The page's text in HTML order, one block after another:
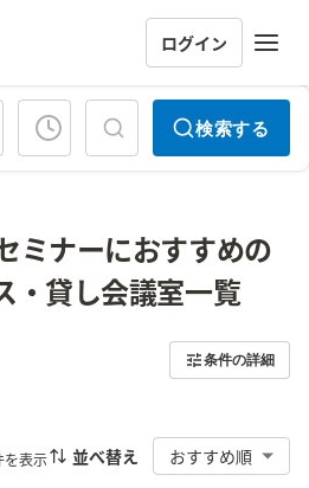
ログイン
検索する
ミナーにおすすめの
・貸し会議室一覧
条件の詳細
を表示 並べ替え おすすめ順